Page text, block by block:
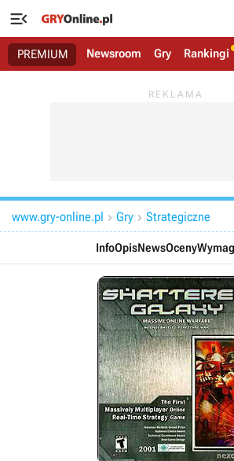

PREMIUM Newsroom Gry Rankingi
www.gry-online.pl  Gry  Strategiczne
InfoOpisNewsOceny